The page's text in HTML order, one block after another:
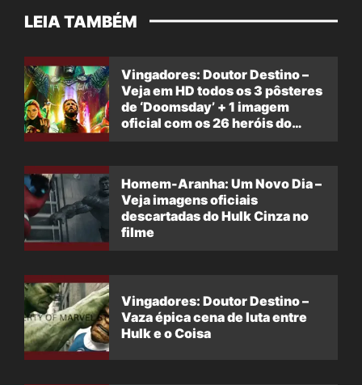
LEIA TAMBÉM
Vingadores: Doutor Destino –
Veja em HD todos os 3 pôsteres
de ‘Doomsday’ + 1 imagem
oficial com os 26 heróis do
Homem-Aranha: Um Novo Dia –
Veja imagens oficiais
descartadas do Hulk Cinza no
filme
Vingadores: Doutor Destino –
Vaza épica cena de luta entre
Hulk e o Coisa